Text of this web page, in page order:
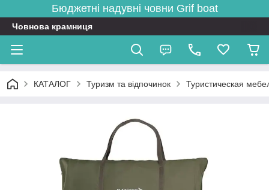
Бюджетні надувні човни Grif boat
Човнова крамниця
КАТАЛОГ Туризм та відпочинок Туристическая